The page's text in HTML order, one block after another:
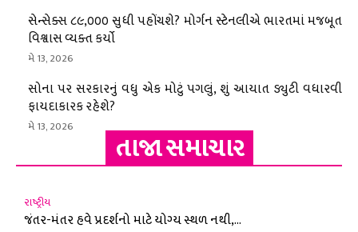
સેન્સેક્સ ૮૯,૦૦૦ સુધી પહોંચશે? મોર્ગન સ્ટેનલીએ ભારતમાં મજબૂત
વિશ્વાસ વ્યક્ત કર્યો
મે 13, 2026
સોના પર સરકારનું વધુ એક મોટું પગલું, શું આયાત ડ્યુટી વધારવી
ફાયદાકારક રહેશે?
મે 13, 2026
તાજા સમાચાર
રાષ્ટ્રીય
જંતર-મંતર હવે પ્રદર્શનો માટે યોગ્ય સ્થળ નથી,...